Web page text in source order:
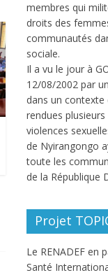
membres qui
droits des
communautés
sociale.
Il a vu le jour à
12/08/2002 par
dans un
rendues
violences
de Nyirangongo
toute les
de la République
Projet
Le RENADEF en
Santé